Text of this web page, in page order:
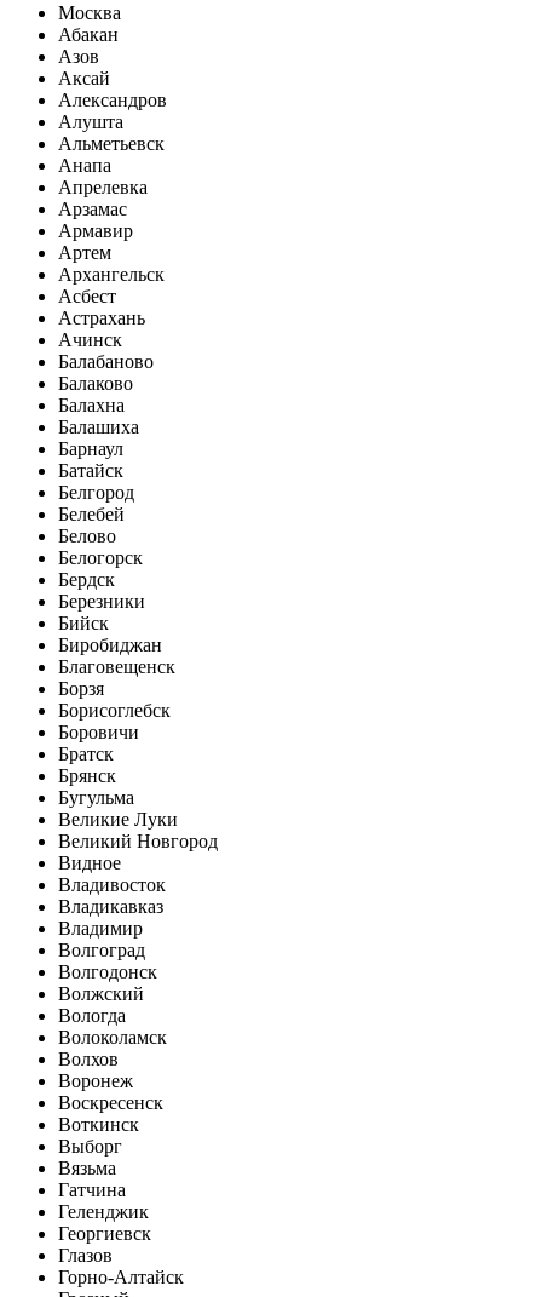
Москва
Абакан
Азов
Аксай
Александров
Алушта
Альметьевск
Анапа
Апрелевка
Арзамас
Армавир
Артем
Архангельск
Асбест
Астрахань
Ачинск
Балабаново
Балаково
Балахна
Балашиха
Барнаул
Батайск
Белгород
Белебей
Белово
Белогорск
Бердск
Березники
Бийск
Биробиджан
Благовещенск
Борзя
Борисоглебск
Боровичи
Братск
Брянск
Бугульма
Великие Луки
Великий Новгород
Видное
Владивосток
Владикавказ
Владимир
Волгоград
Волгодонск
Волжский
Вологда
Волоколамск
Волхов
Воронеж
Воскресенск
Воткинск
Выборг
Вязьма
Гатчина
Геленджик
Георгиевск
Глазов
Горно-Алтайск